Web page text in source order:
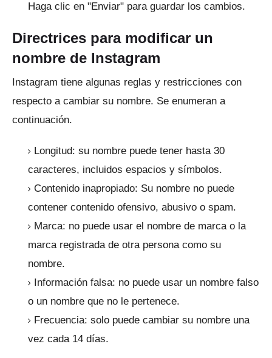
Haga clic en "Enviar" para guardar los cambios.
Directrices para modificar un
nombre de Instagram
Instagram tiene algunas reglas y restricciones con
respecto a cambiar su nombre. Se enumeran a
continuación.
Longitud: su nombre puede tener hasta 30
caracteres, incluidos espacios y símbolos.
Contenido inapropiado: Su nombre no puede
contener contenido ofensivo, abusivo o spam.
Marca: no puede usar el nombre de marca o la
marca registrada de otra persona como su
nombre.
Información falsa: no puede usar un nombre falso
o un nombre que no le pertenece.
Frecuencia: solo puede cambiar su nombre una
vez cada 14 días.